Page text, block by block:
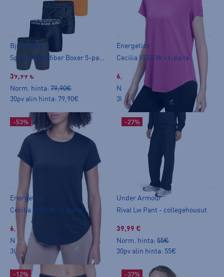
Björn Borg
39,99 €
Norm. hinta: 79,90€
30pv alin hinta: 79,90€
Energetics
Cecilia VI SS W - t-paita
6,99 €
Norm. hinta:
19,90€
30pv alin hinta: 14,99€
-53%
Energetics
Cecilia VI SS W - t-paita
6,99 €
Norm. hinta:
30pv alin hinta: 14,99€
-27%
Under Armour
Rival Lw Pant - collegehousut
39,99 €
Norm. hinta: 55€
30pv alin hinta: 55€
-12% -37%